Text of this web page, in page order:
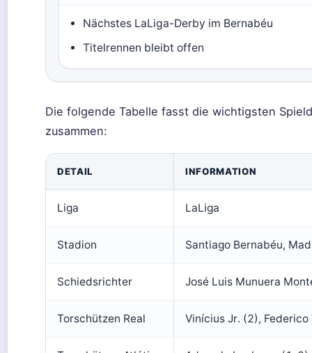
Nächstes LaLiga-Derby im Bernabéu
Titelrennen bleibt offen
Die folgende Tabelle fasst die wichtigsten
zusammen:
DETAIL INFORMATION
Liga LaLiga
Stadion Santiago Bernabéu,
Schiedsrichter José Luis Munuera
Torschützen Real Vinícius Jr. (2), Federico